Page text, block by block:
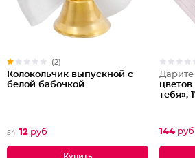
(2)
Колокольчик выпускной с
белой бабочкой
54 12 руб
Дарите
тебя»,
144 руб